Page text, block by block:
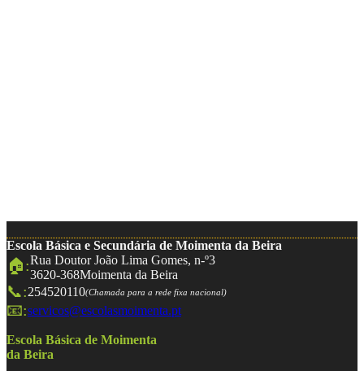
Escola Básica e Secundária de Moimenta da Beira
🏠:Rua Doutor João Lima Gomes, n-º3
3620-368Moimenta da Beira
📞:254520110(Chamada para a rede fixa nacional)
📧:servicos@escolasmoimenta.pt
Escola Básica de Moimenta
da Beira